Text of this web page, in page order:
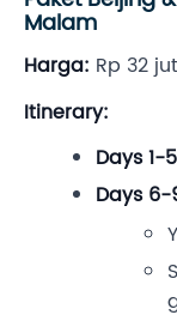
Malam
Harga: Rp 32
Itinerary:
Days 1-
Days 6-